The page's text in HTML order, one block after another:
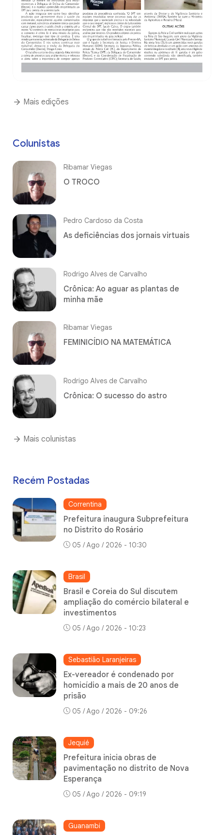
Mais edições
Colunistas
Ribamar Viegas
O TROCO
Pedro Cardoso da Costa
As deficiências dos jornais virtuais
Rodrigo Alves de Carvalho
Crônica: Ao aguar as plantas de
minha mãe
Ribamar Viegas
FEMINICÍDIO NA MATEMÁTICA
Rodrigo Alves de Carvalho
Crônica: O sucesso do astro
Mais colunistas
Recém Postadas
Correntina
Prefeitura inaugura Subprefeitura
no Distrito do Rosário
05 / Ago / 2026 - 10:30
Brasil
Brasil e Coreia do Sul discutem
ampliação do comércio bilateral e
investimentos
05 / Ago / 2026 - 10:23
Sebastião Laranjeiras
Ex-vereador é condenado por
homicídio a mais de 20 anos de
prisão
05 / Ago / 2026 - 09:26
Jequié
Prefeitura inicia obras de
pavimentação no distrito de Nova
Esperança
05 / Ago / 2026 - 09:19
Guanambi